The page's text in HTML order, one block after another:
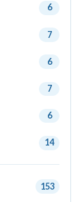
6
7
6
7
6
14
153